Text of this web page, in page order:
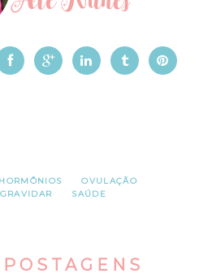
HORMÔNIOS
OVULAÇÃO
SAÚDE